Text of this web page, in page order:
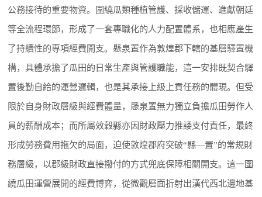
公務接待的重要物資。圍繞瓜類種植管護、採收儲運、進獻朝廷
等全流程環節，形成了一套專職化的人力配置體系，也相應產生
了持續性的專項經費開支。懸泉置作為敦煌郡下轄的基層驛置機
構，具體承擔了瓜田的日常生產與管護職能，這一安排既契合驛
置後勤自給的運營邏輯，也是其承接上級上貢任務的體現。但受
限於自身財政層級與經費體量，懸泉置無力獨立負擔瓜田勞作人
員的薪酬成本；而所屬效穀縣亦因財政壓力推諉支付責任，最終
形成勞務費用拖欠的局面，迫使敦煌郡府突破“縣—置”的常規財
務層級，以郡級財政直接撥付的方式兜底保障相關開支。這一圍
繞瓜田運營展開的經費博弈，從微觀層面折射出漢代西北邊地基